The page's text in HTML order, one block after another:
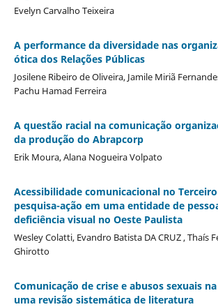
Evelyn Carvalho Teixeira
A performance da diversidade nas
ótica dos Relações Públicas
Josilene Ribeiro de Oliveira, Jamile Miriã
Pachu Hamad Ferreira
A questão racial na comunicação
da produção do Abrapcorp
Erik Moura, Alana Nogueira Volpato
Acessibilidade comunicacional no
pesquisa-ação em uma entidade de
deficiência visual no Oeste Paulista
Wesley Colatti, Evandro Batista DA CRUZ , Thaís
Ghirotto
Comunicação de crise e abusos sexuais
uma revisão sistemática de literatura